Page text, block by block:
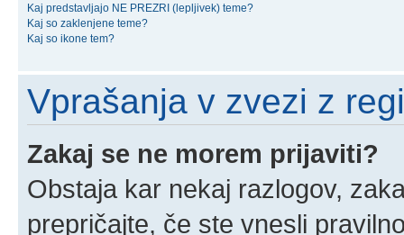
Kaj predstavljajo NE PREZRI (lepljivek) teme?
Kaj so zaklenjene teme?
Kaj so ikone tem?
Vprašanja v zvezi z
Zakaj se ne morem prijaviti?
Obstaja kar nekaj razlogov,
prepričajte, če ste vnesli